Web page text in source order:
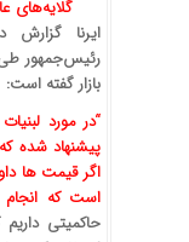
ایرنا گزارش
رئیس‌جمهور طی
بازار گفته است:
“در مورد
پیشنهاد شده
اگر قیمت ها
است که
حاکمیتی